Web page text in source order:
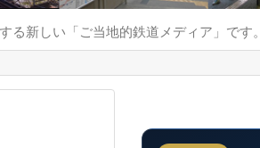
る新しい「ご当地的鉄道メディア」です。